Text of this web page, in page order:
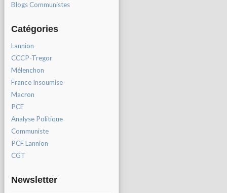
Blogs Communistes
Catégories
Lannion
CCCP-Tregor
Mélenchon
France Insoumise
Macron
PCF
Analyse Politique
Communiste
PCF Lannion
CGT
Newsletter